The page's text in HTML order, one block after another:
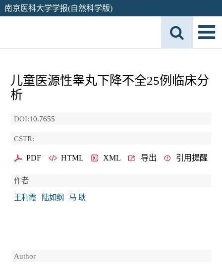
南京医科大学学报(自然科学版)
儿童医源性睾丸下降不全25例临床分
析
DOI:10.7655
CSTR:
PDF HTML XML 导出 引用提醒
作者
王利霞
陆如纲 马 耿
Author